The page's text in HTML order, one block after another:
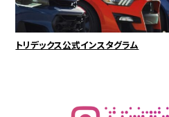
トリデックス公式インスタグラム